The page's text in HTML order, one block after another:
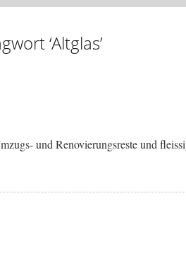
‘Altglas’
und Renovierungsreste und